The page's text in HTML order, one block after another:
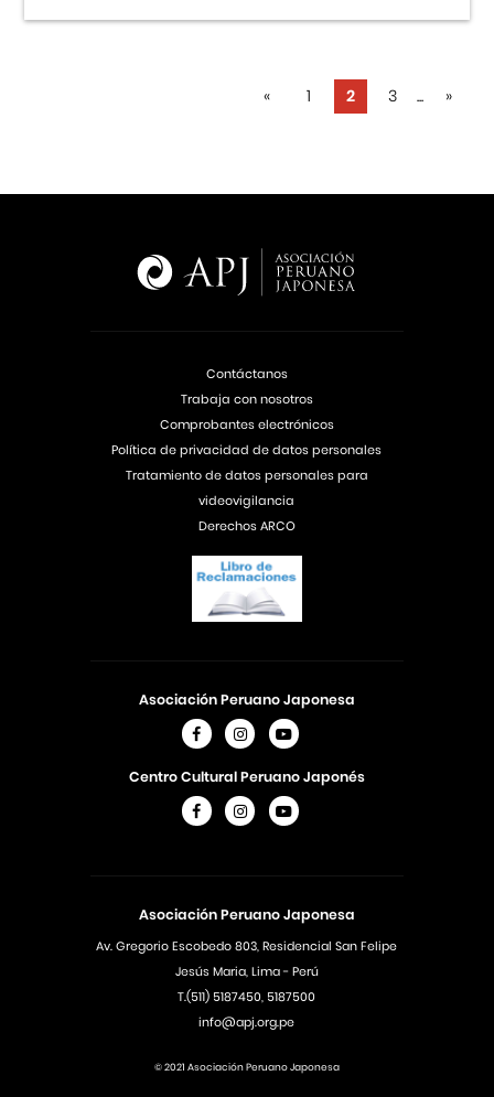
« 1 2 3 ... »
Asociación Peruano Japonesa
Av. Gregorio Escobedo 803, Residencial San Felipe
Jesús Maria, Lima - Perú
T.(511) 5187450, 5187500
info@apj.org.pe
Asociación Peruano Japonesa
Centro Cultural Peruano Japonés
Contáctanos
Trabaja con nosotros
Comprobantes electrónicos
Política de privacidad de datos personales
Tratamiento de datos personales para
videovigilancia
Derechos ARCO
© 2021 Asociación Peruano Japonesa